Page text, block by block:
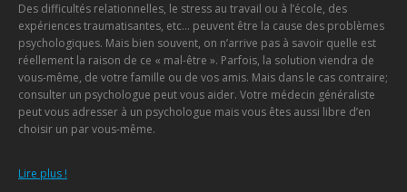
Des difficultés relationnelles, le stress au travail ou à l’école, des
expériences traumatisantes, etc… peuvent être la cause des problèmes
psychologiques. Mais bien souvent, on n’arrive pas à savoir quelle est
réellement la raison de ce « mal-être ». Parfois, la solution viendra de
vous-même, de votre famille ou de vos amis. Mais dans le cas contraire;
consulter un psychologue peut vous aider. Votre médecin généraliste
peut vous adresser à un psychologue mais vous êtes aussi libre d’en
choisir un par vous-même.
Lire plus !